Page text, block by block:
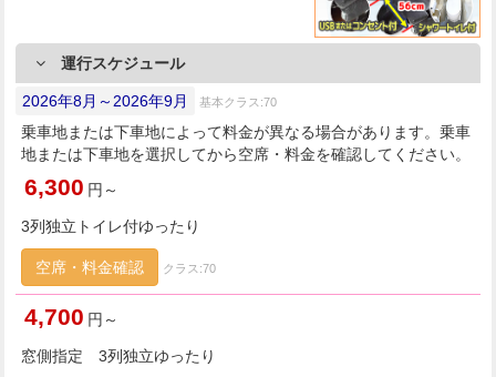
運行スケジュール
2026年8月～2026年9月 基本クラス:70
乗車地または下車地によって料金が異なる場合があります。乗車
地または下車地を選択してから空席・料金を確認してください。
6,300 円～
3列独立トイレ付ゆったり
空席・料金確認 クラス:70
4,700 円～
窓側指定 3列独立ゆったり